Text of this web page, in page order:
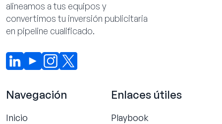
alineamos a tus equipos y
convertimos tu inversión publicitaria
en pipeline cualificado.
Navegación
Inicio
Enlaces útiles
Playbook